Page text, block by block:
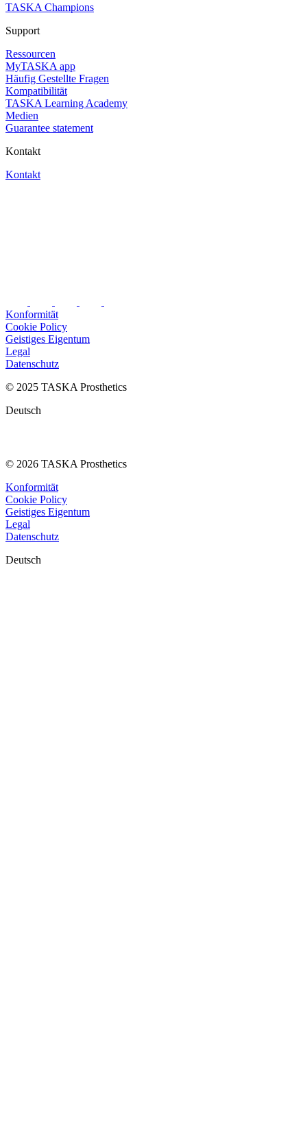
TASKA Champions
Support
Ressourcen
MyTASKA app
Häufig Gestellte Fragen
Kompatibilität
TASKA Learning Academy
Medien
Guarantee statement
Kontakt
Kontakt
Konformität
Cookie Policy
Geistiges Eigentum
Legal
Datenschutz
© 2025 TASKA Prosthetics
Deutsch
© 2026 TASKA Prosthetics
Konformität
Cookie Policy
Geistiges Eigentum
Legal
Datenschutz
Deutsch